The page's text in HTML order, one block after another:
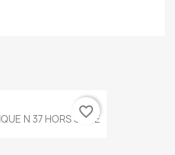
N 37 HORS SERIE
favorite_border